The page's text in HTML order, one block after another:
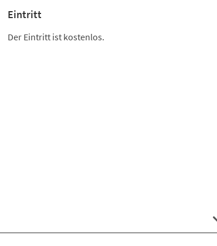
Eintritt
Der Eintritt ist kostenlos.